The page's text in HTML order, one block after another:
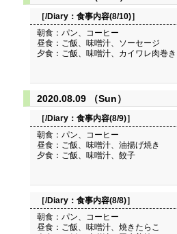
［/Diary： 食事内容(8/10)］
朝食：パン、コーヒー
昼食：ご飯、味噌汁、ソーセージ
夕食：ご飯、味噌汁、カイワレ肉巻き
2020.08.09 （Sun）
［/Diary： 食事内容(8/9)］
朝食：パン、コーヒー
昼食：ご飯、味噌汁、油揚げ焼き
夕食：ご飯、味噌汁、餃子
［/Diary： 食事内容(8/8)］
朝食：パン、コーヒー
昼食：ご飯、味噌汁、焼きたらこ